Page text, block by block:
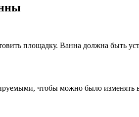
площадку. Ванна должна быть
чтобы можно было изменять